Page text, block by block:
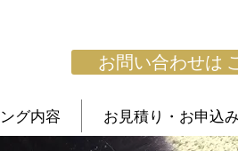
お問い合わせは
グ内容 お見積り・お申込み